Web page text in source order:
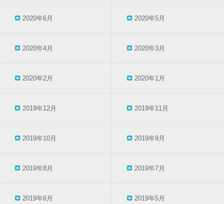
2020年6月 2020年5月
2020年4月 2020年3月
2020年2月 2020年1月
2019年12月 2019年11月
2019年10月 2019年9月
2019年8月 2019年7月
2019年6月 2019年5月